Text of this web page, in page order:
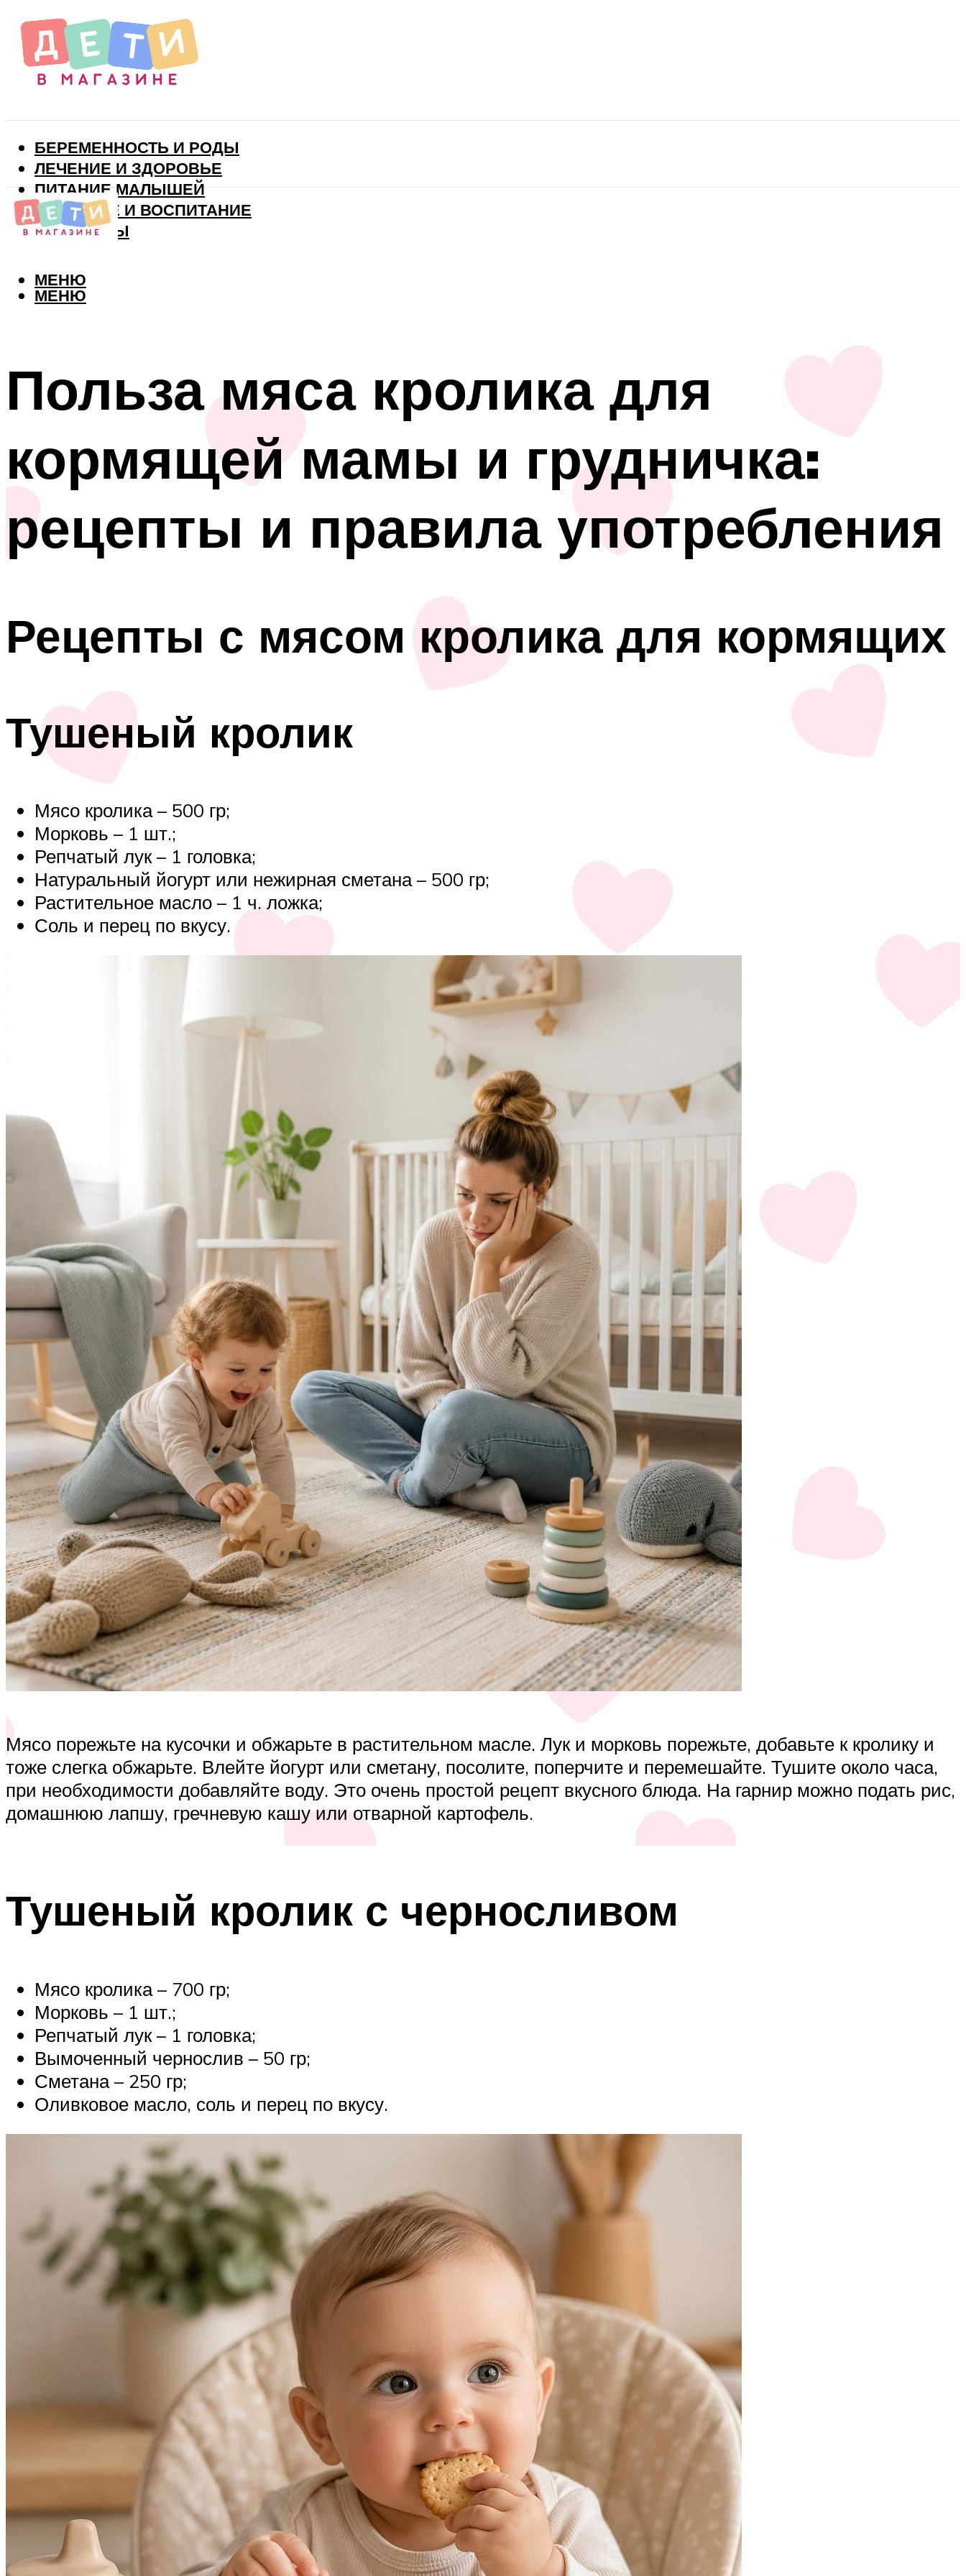
БЕРЕМЕННОСТЬ И РОДЫ
ЛЕЧЕНИЕ И ЗДОРОВЬЕ
ПИТАНИЕ МАЛЫШЕЙ
РАЗВИТИЕ И ВОСПИТАНИЕ
ВИТАМИНЫ
МЕНЮ
МЕНЮ
Польза мяса кролика для
кормящей мамы и грудничка:
рецепты и правила употребления
Рецепты с мясом кролика для кормящих
Тушеный кролик
Мясо кролика – 500 гр;
Морковь – 1 шт.;
Репчатый лук – 1 головка;
Натуральный йогурт или нежирная сметана – 500 гр;
Растительное масло – 1 ч. ложка;
Соль и перец по вкусу.
Мясо порежьте на кусочки и обжарьте в растительном масле. Лук и морковь порежьте, добавьте к кролику и
тоже слегка обжарьте. Влейте йогурт или сметану, посолите, поперчите и перемешайте. Тушите около часа,
при необходимости добавляйте воду. Это очень простой рецепт вкусного блюда. На гарнир можно подать рис,
домашнюю лапшу, гречневую кашу или отварной картофель.
Тушеный кролик с черносливом
Мясо кролика – 700 гр;
Морковь – 1 шт.;
Репчатый лук – 1 головка;
Вымоченный чернослив – 50 гр;
Сметана – 250 гр;
Оливковое масло, соль и перец по вкусу.